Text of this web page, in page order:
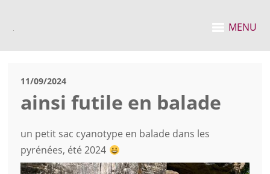
MENU
11/09/2024
ainsi futile en balade
un petit sac cyanotype en balade dans les
pyrénées, été 2024